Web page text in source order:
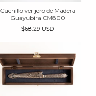
Cuchillo verijero de Madera
Guayubira CM800
$68.29 USD